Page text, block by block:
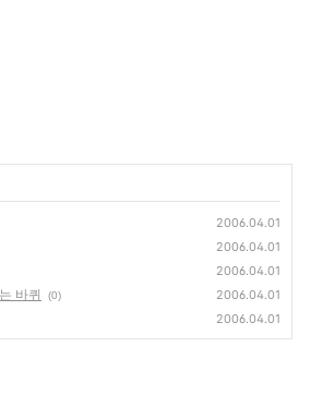
2006.04.01
2006.04.01
2006.04.01
바퀴 (0) 2006.04.01
2006.04.01